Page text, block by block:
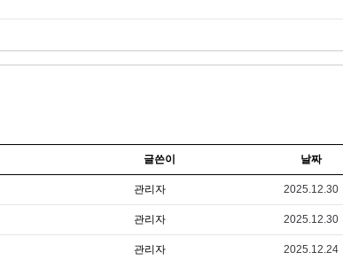
글쓴이 날짜
관리자 2025.12.30
관리자 2025.12.30
관리자 2025.12.24